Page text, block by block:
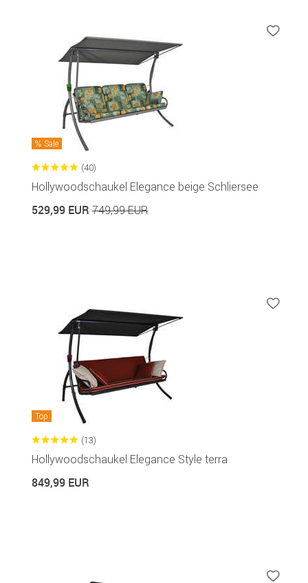
Sale
(40)
Hollywoodschaukel Elegance beige Schliersee
529,99 EUR 749,99 EUR
Top
(13)
Hollywoodschaukel Elegance Style terra
849,99 EUR